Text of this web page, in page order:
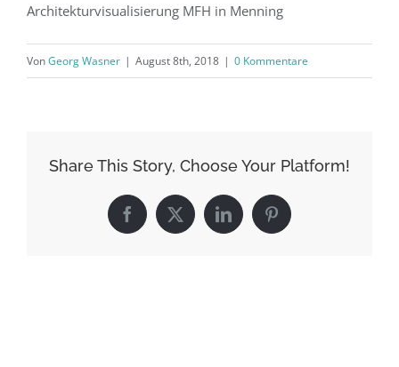
Architekturvisualisierung MFH in Menning
VonGeorg Wasner | August 8th, 2018 | 0 Kommentare
Share This Story, Choose Your Platform!
Facebook
X LinkedInPinterest